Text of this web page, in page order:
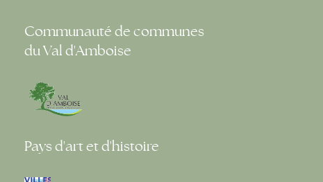
Communauté de communes
du Val d'Amboise
Pays d'art et d'histoire